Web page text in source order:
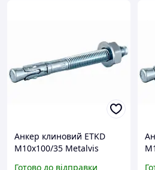
Анкер клиновий ETKD
М10х100/35 Metalvis
Готово до відправки